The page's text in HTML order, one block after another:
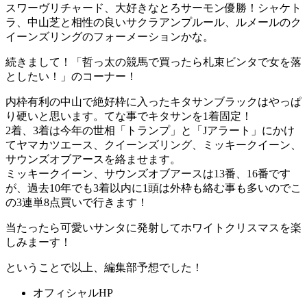
スワーヴリチャード、大好きなとろサーモン優勝！シャケト
ラ、中山芝と相性の良いサクラアンプルール、ルメールのク
イーンズリングのフォーメーションかな。
続きまして！
「哲っ太の競馬で買ったら札束ビンタで女を落
としたい！」 のコーナー！
内枠有利の中山で絶好枠に入ったキタサンブラックはやっぱ
り硬いと思います。てな事でキタサンを1着固定！
2着、3着は今年の世相 「トランプ」 と 「Jアラート」 にかけ
てヤマカツエース
、クイーンズリング、ミッキークイーン、
サウンズオブアースを絡ませます。
ミッキークイーン、サウンズオブアースは13番、16番です
が、過去10年でも3着以内に1頭は外枠も絡む事も多いのでこ
の3連単8点買いで行きます！
当たったら可愛いサンタに発射してホワイトクリスマスを楽
しみまーす！
ということで以上、編集部予想でした！
オフィシャルHP